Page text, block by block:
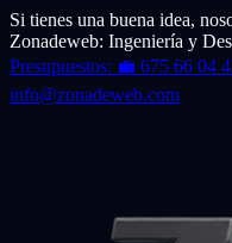
Si tienes una buena idea,
Zonadeweb: Ingeniería y
Presupuestos: 💼 675 66 04
info@zonadeweb.com